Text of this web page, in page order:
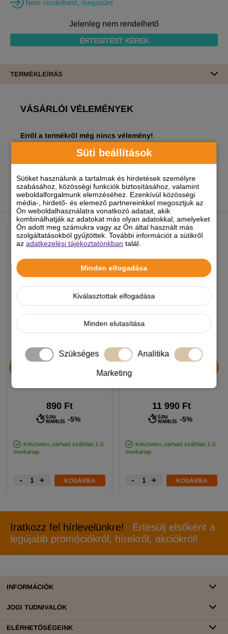
Süti beállítások
Sütiket használunk a tartalmak és hirdetések személyre
szabásához, közösségi funkciók biztosításához, valamint
weboldalforgalmunk elemzéséhez. Ezenkívül közösségi
média-, hirdető- és elemező partnereinkkel megosztjuk az
Ön weboldalhasználatra vonatkozó adatait, akik
kombinálhatják az adatokat más olyan adatokkal, amelyeket
Ön adott meg számukra vagy az Ön által használt más
szolgáltatásokból gyűjtöttek. További információt a sütikről
azadatkezelési tájékoztatónkban talál.
Minden elfogadása
Kiválasztottak elfogadása
Minden elutasítása
Szükséges Analitika
Marketing
Nem rendelhető, megszűnt
Jelenleg nem rendelhető
ÉRTESÍTÉST KÉREK
TERMÉKLEÍRÁS
VÁSÁRLÓI VÉLEMÉNYEK
Erről a termékről még nincs vélemény!
A termékhez akkor tudsz véleményt írni, ha
regisztrált és bejelentkezettfelhasználó vagy!
NEKED AJÁNLJUK
Chicopee HNL Protein Bar
890 Ft
-5%
Készleten, várható szállítás 1-3
munkanap
- + KOSÁRBA
Alice Professional Adult
11 990 Ft
-5%
Készleten, várható szállítás 1-3
munkanap
- + KOSÁRBA
Iratkozz fel hírlevelünkre!
Értesülj elsőként a
legújabb promóciókról, hírekről, akciókról!
INFORMÁCIÓK
JOGI TUDNIVALÓK
ELÉRHETŐSÉGEINK